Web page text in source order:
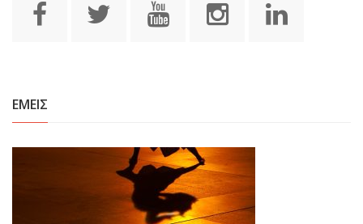
ΕΜΕΙΣ